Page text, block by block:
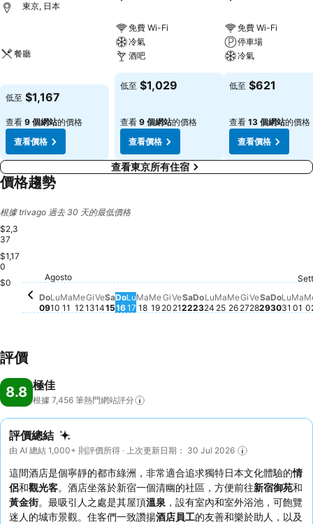
東京, 日本
餐廳
低至 $1,167
查看 9 個網站的價格
查看價格
免費 Wi-Fi
冷氣
酒吧
低至 $1,029
查看 9 個網站的價格
查看價格
免費 Wi-Fi
停車場
冷氣
低至 $621
查看 13 個網站的價格
查看價格
查看東京所有住宿
價格趨勢
根據 trivago 過去 30 天的最低價格
$2,3
37
$1,17
0
$0
Domenica, Agosto 09
$1,415
Agosto
Do
09
Lunedì, Agosto 10
$1,814
Lu
10
Martedì, Agosto 11
$1,618
Ma
11
Me
12
Gi
13
Ve
14
Sa
15
Domenica, Agosto 16
$1,345
Do
16
Lunedì, Agosto 17
$1,334
Lu
17
Martedì, Agosto 18
$1,361
Ma
18
Mercoledì, Agosto 19
$1,361
Me
19
Giovedì, Agosto 20
$1,435
Gi
20
Ve
21
Sa
22
Domenica, Agosto 23
$1,309
Do
23
Lunedì, Agosto 24
$1,289
Lu
24
Martedì, Agosto
$1,361
Ma
25
Mercoledì,
$1,271
Me
26
Giovedì,
$1,315
Gi
27
Venerdì,
$1,406
Ve
28
Sa
29
$1,303
Do
30
Lu
31
Ma
01
評價
8.8 極佳
根據 7,456 筆熱門網站評分
評價總結
由 AI 總結 1,000+ 則評價所得 · 上次更新日期： 30 Jul 2026
這間酒店是個寧靜的都市綠洲，非常適合追求獨特日本文化體驗的情
侶和觀光客。酒店坐落於新宿一個清幽的社區，方便前往新宿御苑和
黃金街。最吸引人之處是其屋頂溫泉 ，設有室內和室外浴池，可飽覽
迷人的城市景觀。住客們一致讚揚酒店員工的友善和樂於助人，以及